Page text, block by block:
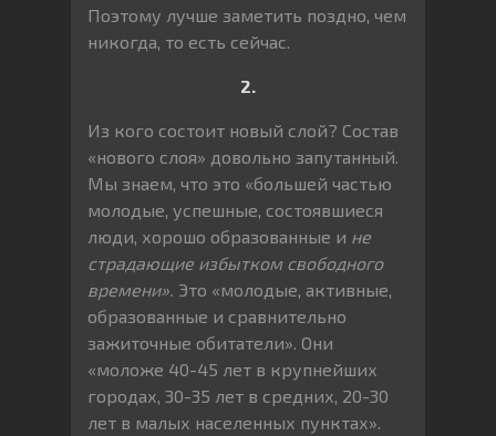
Поэтому лучше заметить поздно, чем
никогда, то есть сейчас.
2.
Из кого состоит новый слой? Состав
«нового слоя» довольно запутанный.
Мы знаем, что это «большей частью
молодые, успешные, состоявшиеся
люди, хорошо образованные и не
страдающие избытком свободного
времени». Это «молодые, активные,
образованные и сравнительно
зажиточные обитатели». Они
«моложе 40-45 лет в крупнейших
городах, 30-35 лет в средних, 20-30
лет в малых населенных пунктах».